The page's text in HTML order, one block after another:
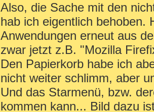
Also, die Sache mit den
hab ich eigentlich behoben.
Anwendungen erneut aus
zwar jetzt z.B. "Mozilla
Den Papierkorb habe ich
nicht weiter schlimm, aber
Und das Starmenü, bzw.
kommen kann... Bild dazu